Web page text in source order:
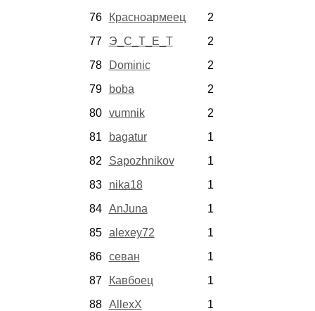
76
Красноармеец
2
77
Э_С_Т_Е_Т
2
78
Dominic
2
79
boba
2
80
vumnik
2
81
bagatur
1
82
Sapozhnikov
1
83
nika18
1
84
AnJuna
1
85
alexey72
1
86
севан
1
87
Кавбоец
1
88
AllexX 1